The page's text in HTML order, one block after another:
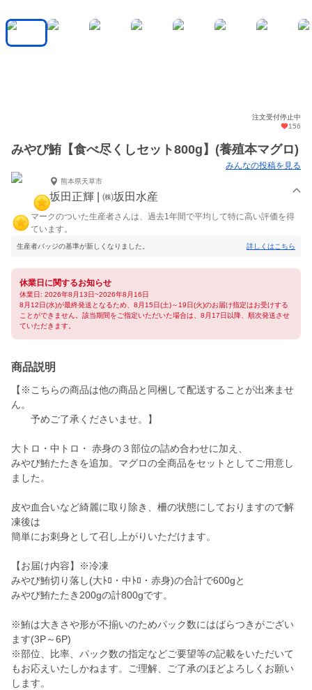
注文受付停止中
156
みやび鮪【食べ尽くしセット800g】(養殖本マグロ)
みんなの投稿を見る
熊本県天草市
坂田正輝 | ㈱坂田水産
マークのついた生産者さんは、過去1年間で平均して特に高い評価を得
ています。
生産者バッジの基準が新しくなりました。 詳しくはこちら
休業日に関するお知らせ
休業日: 2026年8月13日~2026年8月16日
8月12日(水)が最終発送となるため、8月15日(土)～19日(火)のお届け指定はお受けする
ことができません。該当期間をご指定いただいた場合は、8月17日以降、順次発送させ
ていただきます。
商品説明
【※こちらの商品は他の商品と同梱して配送することが出来ませ
ん。
予めご了承くださいませ。】
大トロ・中トロ・ 赤身の３部位の詰め合わせに加え、
みやび鮪たたきを追加。マグロの全商品をセットとしてご用意し
ました。
皮や血合いなど綺麗に取り除き、柵の状態にしておりますので解
凍後は
簡単にお刺身として召し上がりいただけます。
【お届け内容】※冷凍
みやび鮪切り落し(大ﾄﾛ・中ﾄﾛ・赤身)の合計で600gと
みやび鮪たたき200gの計800gです。
※鮪は大きさや形が不揃いのためパック数にはばらつきがござい
ます(3P～6P)
※部位、比率、パック数の指定などご要望等の記載をいただいて
もお応えいたしかねます。ご理解、ご了承のほどよろしくお願い
します。